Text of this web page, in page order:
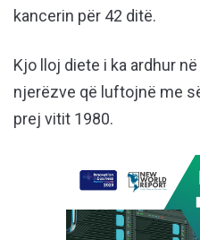
kancerin për 42 ditë.
Kjo lloj diete i ka ardhur
njerëzve që luftojnë me
prej vitit 1980.